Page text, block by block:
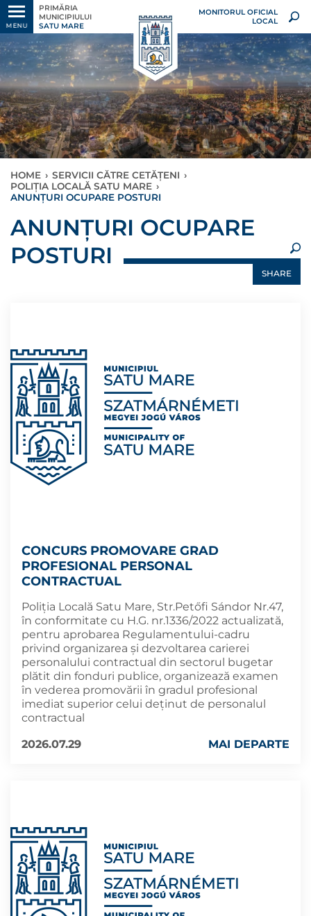
MENU
PRIMĂRIA
MUNICIPIULUI
SATU MARE
MONITORUL OFICIAL
LOCAL
HOME › SERVICII CĂTRE CETĂȚENI ›
POLIȚIA LOCALĂ SATU MARE ›
ANUNȚURI OCUPARE POSTURI
ANUNȚURI OCUPARE
POSTURI
SHARE
CONCURS PROMOVARE GRAD
PROFESIONAL PERSONAL
CONTRACTUAL
Poliţia Locală Satu Mare, Str.Petőfi Sándor Nr.47,
în conformitate cu H.G. nr.1336/2022 actualizată,
pentru aprobarea Regulamentului-cadru
privind organizarea și dezvoltarea carierei
personalului contractual din sectorul bugetar
plătit din fonduri publice, organizează examen
în vederea promovării în gradul profesional
imediat superior celui deţinut de personalul
contractual
2026.07.29
MAI DEPARTE